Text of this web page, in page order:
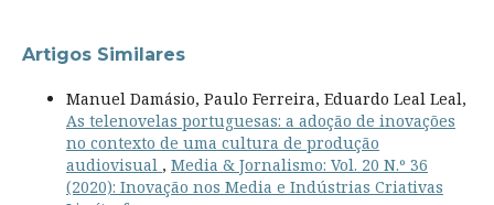
Artigos Similares
Manuel Damásio, Paulo Ferreira, Eduardo Leal Leal,
As telenovelas portuguesas: a adoção de inovações
no contexto de uma cultura de produção
audiovisual , Media & Jornalismo: Vol. 20 N.º 36
(2020): Inovação nos Media e Indústrias Criativas